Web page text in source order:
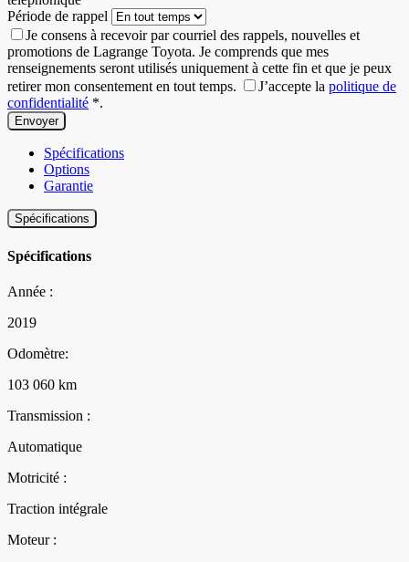
Période de rappel
Je consens à recevoir par courriel des rappels, nouvelles et
promotions de Lagrange Toyota. Je comprends que mes
renseignements seront utilisés uniquement à cette fin et que je peux
retirer mon consentement en tout temps.
J’accepte la politique de
confidentialité *.
Spécifications
Options
Garantie
Spécifications
Spécifications
Année :
2019
Odomètre:
103 060 km
Transmission :
Automatique
Motricité :
Traction intégrale
Moteur :